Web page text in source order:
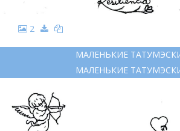
2
МАЛЕНЬКИЕ
МАЛЕНЬКИЕ